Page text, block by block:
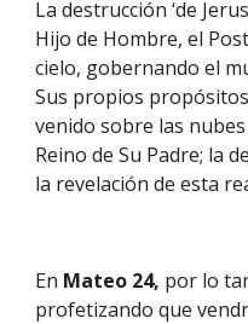
La destrucción ‘de
Hijo de Hombre, el
cielo, gobernando el
Sus propios
venido sobre las
Reino de Su Padre; la
la revelación de esta
En Mateo 24, por lo
profetizando que